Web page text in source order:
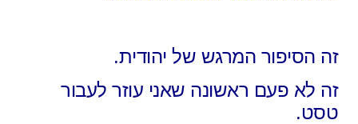
זה הסיפור המרגש של יהודית.
זה לא פעם ראשונה שאני עוזר לעבור
טסט.